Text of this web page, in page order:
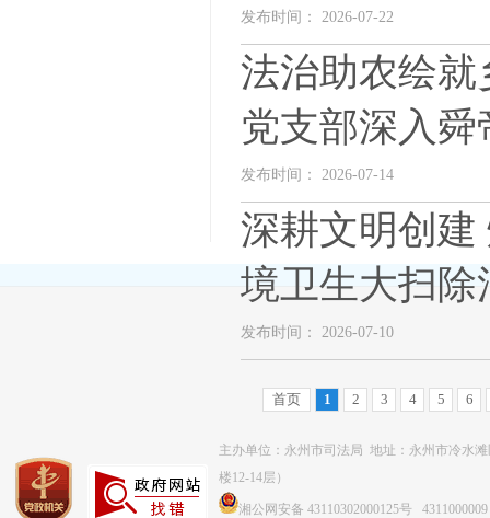
发布时间： 2026-07-22
法治助农绘
党支部深入
发布时间： 2026-07-14
深耕文明创
境卫生大扫除
发布时间： 2026-07-10
首页 1 2 3 4 5 6
主办单位：永州市司法局 地址：永州市冷水
楼12-14层）
湘公网安备 43110302000125号 4311000009